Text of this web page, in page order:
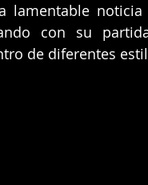
lamentable
con su
de diferentes